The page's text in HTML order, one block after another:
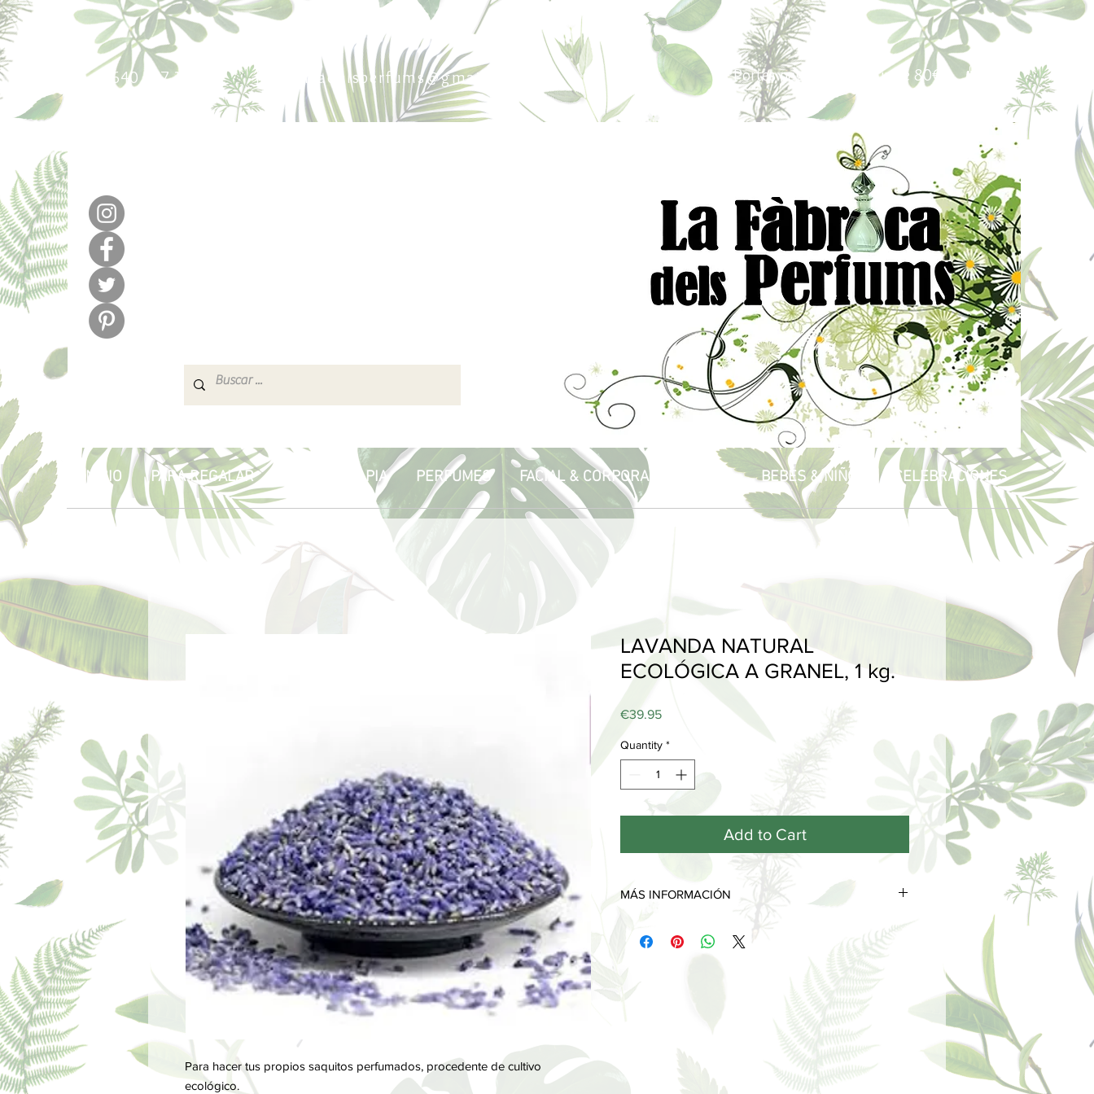
640 377 187
lafabricadelsperfums@gmail.co
m
Portes pagados a partir de 80€
INICIO PARA REGALAR AROMATERAPIA PERFUMES FACIAL & CORPORAL BEBÉS & NIÑOS CELEBRACIONES
Para hacer tus propios saquitos perfumados, procedente de cultivo
ecológico.
LAVANDA NATURAL
ECOLÓGICA A GRANEL, 1 kg.
€39.95Price
Quantity *
Add to Cart
MÁS INFORMACIÓN
4 y 5 años de vida, ya que tan sólo una simple presión